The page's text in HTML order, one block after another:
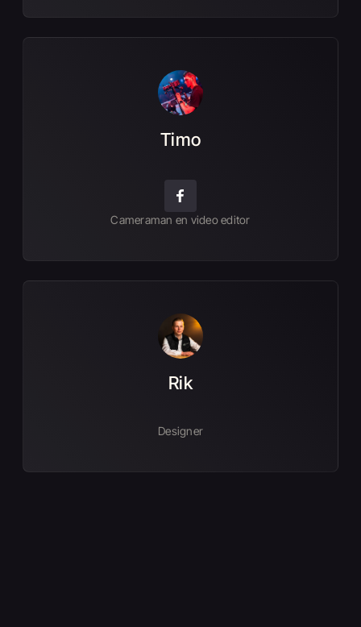
Timo
Cameraman en video editor
Rik
Designer